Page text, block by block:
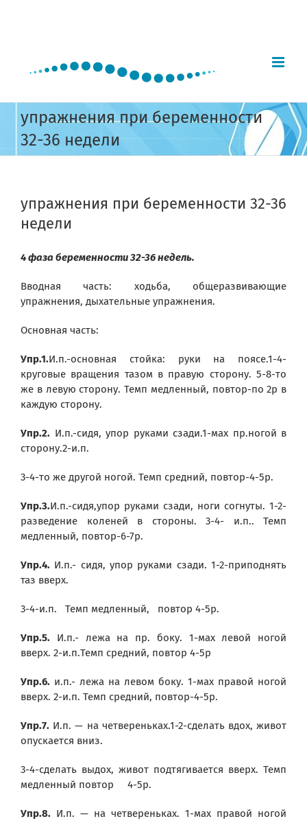
упражнения при беременности
32-36 недели
упражнения при беременности 32-36
недели
4 фаза беременности 32-36 недель.
Вводная часть: ходьба, общеразвивающие
упражнения, дыхательные упражнения.
Основная часть:
Упр.1.И.п.-основная стойка: руки на поясе.1-4-
круговые вращения тазом в правую сторону. 5-8-то
же в левую сторону. Темп медленный, повтор-по 2р в
каждую сторону.
Упр.2. И.п.-сидя, упор руками сзади.1-мах пр.ногой в
сторону.2-и.п.
3-4-то же другой ногой. Темп средний, повтор-4-5р.
Упр.3.И.п.-сидя,упор руками сзади, ноги согнуты. 1-2-
разведение коленей в стороны. 3-4- и.п.. Темп
медленный, повтор-6-7р.
Упр.4. И.п.- сидя, упор руками сзади. 1-2-приподнять
таз вверх.
3-4-и.п. Темп медленный, повтор 4-5р.
Упр.5. И.п.- лежа на пр. боку. 1-мах левой ногой
вверх. 2-и.п.Темп средний, повтор 4-5р
Упр.6. и.п.- лежа на левом боку. 1-мах правой ногой
вверх. 2-и.п. Темп средний, повтор-4-5р.
Упр.7. И.п. — на четвереньках.1-2-сделать вдох, живот
опускается вниз.
3-4-сделать выдох, живот подтягивается вверх. Темп
медленный повтор 4-5р.
Упр.8. И.п. — на четвереньках. 1-мах правой ногой